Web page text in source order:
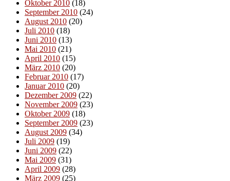
Oktober 2010 (18)
September 2010 (24)
August 2010 (20)
Juli 2010 (18)
Juni 2010 (13)
Mai 2010 (21)
April 2010 (15)
März 2010 (20)
Februar 2010 (17)
Januar 2010 (20)
Dezember 2009 (22)
November 2009 (23)
Oktober 2009 (18)
September 2009 (23)
August 2009 (34)
Juli 2009 (19)
Juni 2009 (22)
Mai 2009 (31)
April 2009 (28)
März 2009 (25)